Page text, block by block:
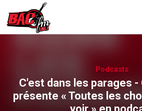
Podcasts
C'est dans les parages -
présente « Toutes les